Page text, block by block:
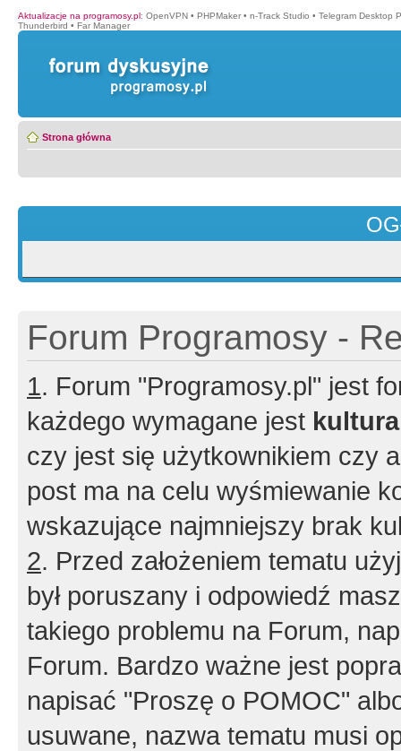
Aktualizacje na programosy.pl: OpenVPN • PHPMaker • n-Track Studio • Telegram Desktop
Thunderbird • Far Manager
Strona główna
Forum Programosy -
1. Forum "Programosy.pl" jest
każdego wymagane jest
czy jest się użytkownikiem czy
post ma na celu wyśmiewanie
wskazujące najmniejszy brak
2. Przed założeniem tematu
był poruszany i odpowiedź
takiego problemu na Forum,
Forum. Bardzo ważne jest
napisać "Proszę o POMOC"
usuwane, nazwa tematu musi